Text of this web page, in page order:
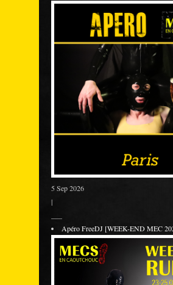
5 Sep 2026
|
Apéro FreeDJ [WEEK-END MEC